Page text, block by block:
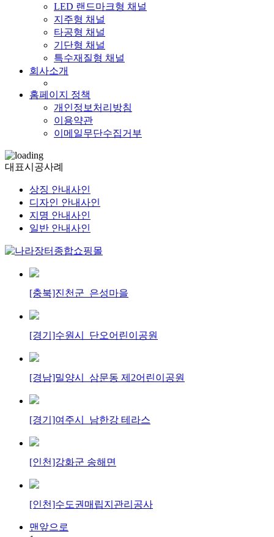
LED 랜드마크형 채널
지주형 채널
타공형 채널
기단형 채널
특수재질형 채널
회사소개
홈페이지 정책
개인정보처리방침
이용약관
이메일무단수집거부
대표시공사례
상징 안내사인
디자인 안내사인
지명 안내사인
일반 안내사인
[충북]진천군_은성마을
[경기]수원시_단오어린이공원
[경남]밀양시_삼문동 제2어린이공원
[경기]여주시_남한강 테라스
[인천]강화군 송해면
[인천]수도권매립지관리공사
맨앞으로